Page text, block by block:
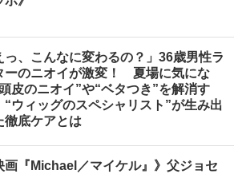
っ、こんなに変わるの？」36歳男性ラ
ーのニオイが激変！ 夏場に気にな
皮のニオイ”や“ベタつき”を解消す
“ウィッグのスペシャリスト”が生み出
徹底ケアとは
画『Michael／マイケル』》父ジョセ